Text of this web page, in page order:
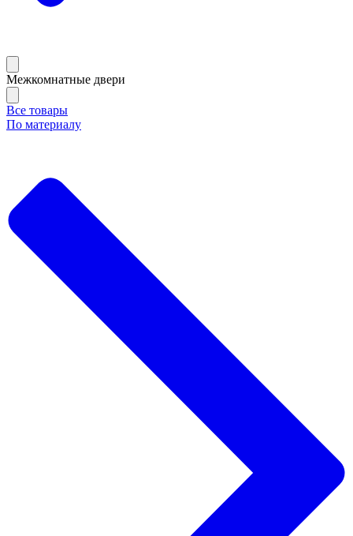
Межкомнатные двери
Все товары
По материалу